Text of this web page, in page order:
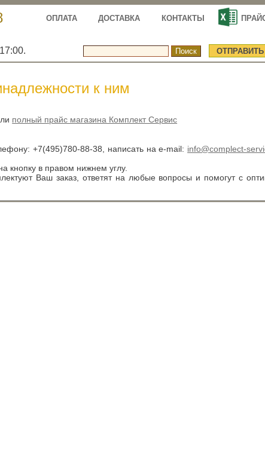
ОПЛАТА ДОСТАВКА КОНТАКТЫ
ОТПРАВИТЬ
к ним
полный прайс магазина Комплект Сервис
+7(495)780-88-38 , написать на e-mail: info@complect-
кнопку в правом нижнем углу.
Ваш заказ, ответят на любые вопросы и помогут с